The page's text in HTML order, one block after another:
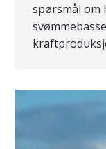
spørsmål om